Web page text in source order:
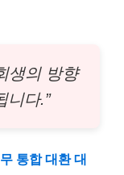
생의 방향
니다.”
통합 대환 대